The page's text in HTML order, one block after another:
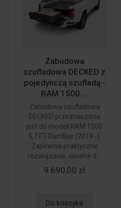
Zabudowa
szufladowa DECKED z
pojedynczą szufladą -
RAM 1500 ...
Zabudowa szufladowa
DECKED przeznaczona
jest do modeli RAM 1500
5,7 FT RamBox (2019 -).
Zapewnia praktyczne
rozwiązanie, idealne d...
9 690,00 zł
Do koszyka